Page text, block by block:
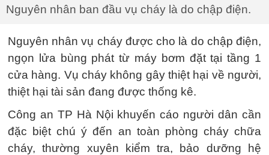
Nguyên nhân ban đầu vụ cháy là do chập điện.
Nguyên nhân vụ cháy được cho là do chập điện,
ngọn lửa bùng phát từ máy bơm đặt tại tầng 1
cửa hàng. Vụ cháy không gây thiệt hại về người,
thiệt hại tài sản đang được thống kê.
Công an TP Hà Nội khuyến cáo người dân cần
đặc biệt chú ý đến an toàn phòng cháy chữa
cháy, thường xuyên kiểm tra, bảo dưỡng hệ